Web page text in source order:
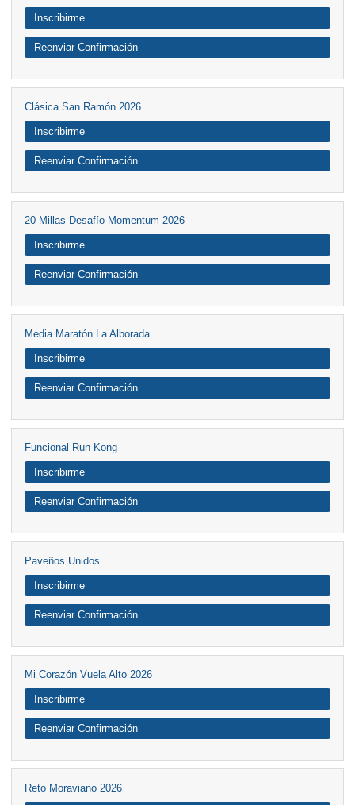
Inscribirme
Reenviar Confirmación
Clásica San Ramón 2026
Inscribirme
Reenviar Confirmación
20 Millas Desafío Momentum 2026
Inscribirme
Reenviar Confirmación
Media Maratón La Alborada
Inscribirme
Reenviar Confirmación
Funcional Run Kong
Inscribirme
Reenviar Confirmación
Paveños Unidos
Inscribirme
Reenviar Confirmación
Mi Corazón Vuela Alto 2026
Inscribirme
Reenviar Confirmación
Reto Moraviano 2026